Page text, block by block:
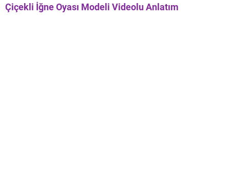
Çiçekli İğne Oyası Modeli Videolu Anlatım